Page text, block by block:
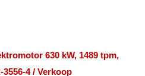
630 kW, 1489 tpm,
3556-4 / Verkoop